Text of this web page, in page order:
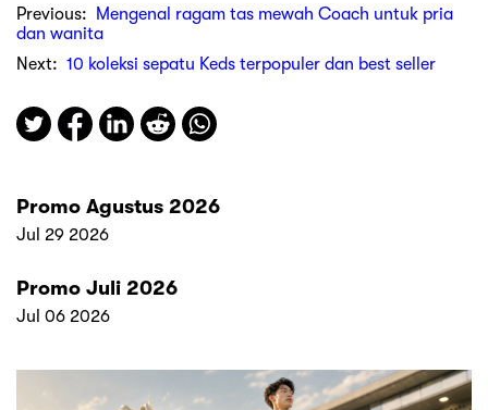
Previous:
Mengenal ragam tas mewah Coach untuk pria
dan wanita
Next: 10 koleksi sepatu Keds terpopuler dan best seller
Promo Agustus 2026
Jul 29 2026
Promo Juli 2026
Jul 06 2026